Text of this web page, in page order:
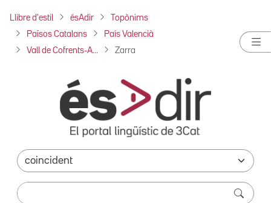
Llibre d'estil ésAdir Topònims
Països Catalans País Valencià
Vall de Cofrents-A... Zarra